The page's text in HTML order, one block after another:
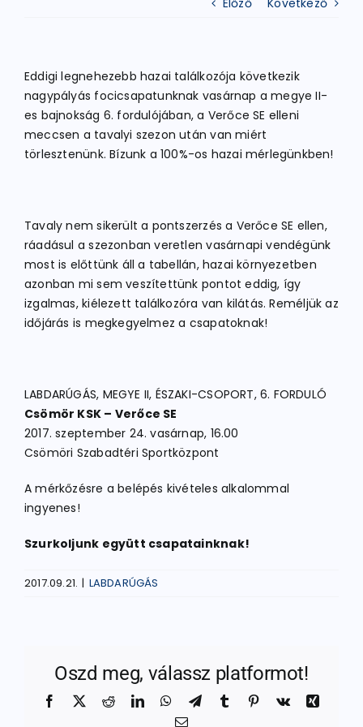
KERÉKPÁR
EGYÉB SPORTÁGAK
ELÉRHETŐSÉGEK
TAGDÍJ BEFIZETÉS
Előző Következő
Eddigi legnehezebb hazai találkozója következik
nagypályás focicsapatunknak vasárnap a megye II-
es bajnokság 6. fordulójában, a Verőce SE elleni
meccsen a tavalyi szezon után van miért
törlesztenünk. Bízunk a 100%-os hazai mérlegünkben!
Tavaly nem sikerült a pontszerzés a Verőce SE ellen,
ráadásul a szezonban veretlen vasárnapi vendégünk
most is előttünk áll a tabellán, hazai környezetben
azonban mi sem veszítettünk pontot eddig, így
izgalmas, kiélezett találkozóra van kilátás. Reméljük az
időjárás is megkegyelmez a csapatoknak!
LABDARÚGÁS, MEGYE II, ÉSZAKI-CSOPORT, 6. FORDULÓ
Csömör KSK – Verőce SE
2017. szeptember 24. vasárnap, 16.00
Csömöri Szabadtéri Sportközpont
A mérkőzésre a belépés kivételes alkalommal
ingyenes!
Szurkoljunk együtt csapatainknak!
2017.09.21. | LABDARÚGÁS
Oszd meg, válassz platformot!
Facebook
X RedditLinkedInWhatsApp
TelegramTumblr Pinterest
Vk
Xing
Email: